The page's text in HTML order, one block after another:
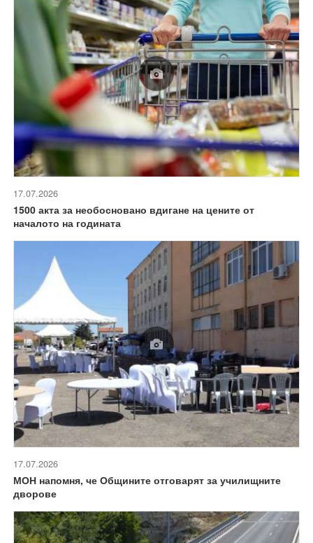
17.07.2026
1500 акта за необосновано вдигане на цените от
началото на годината
17.07.2026
МОН напомня, че Общините отговарят за училищните
дворове